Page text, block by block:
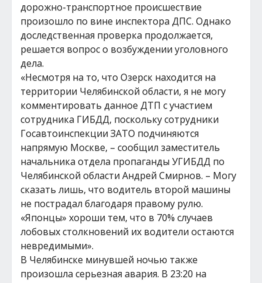
дорожно-транспортное происшествие
произошло по вине инспектора ДПС. Однако
доследственная проверка продолжается,
решается вопрос о возбуждении уголовного
дела.
«Несмотря на то, что Озерск находится на
территории Челябинской области, я не могу
комментировать данное ДТП с участием
сотрудника ГИБДД, поскольку сотрудники
Госавтоинспекции ЗАТО подчиняются
напрямую Москве, – сообщил заместитель
начальника отдела пропаганды УГИБДД по
Челябинской области Андрей Смирнов. – Могу
сказать лишь, что водитель второй машины
не пострадал благодаря правому рулю.
«Японцы» хороши тем, что в 70% случаев
лобовых столкновений их водители остаются
невредимыми».
В Челябинске минувшей ночью также
произошла серьезная авария. В 23:20 на